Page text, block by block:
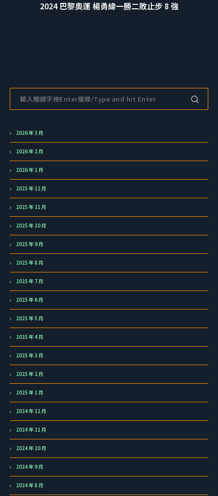
2024 巴黎奧運 楊勇緯一勝二敗止步 8 強
2026 年 3 月
2026 年 2 月
2026 年 1 月
2025 年 12 月
2025 年 11 月
2025 年 10 月
2025 年 9 月
2025 年 8 月
2025 年 7 月
2025 年 6 月
2025 年 5 月
2025 年 4 月
2025 年 3 月
2025 年 2 月
2025 年 1 月
2024 年 12 月
2024 年 11 月
2024 年 10 月
2024 年 9 月
2024 年 8 月